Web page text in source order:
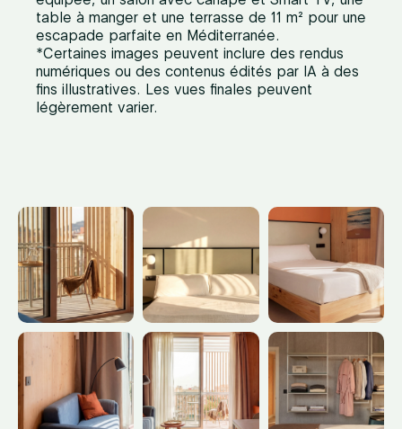
table à manger et une terrasse de 11 m² pour une
escapade parfaite en Méditerranée.
*Certaines images peuvent inclure des rendus
numériques ou des contenus édités par IA à des
fins illustratives. Les vues finales peuvent
légèrement varier.